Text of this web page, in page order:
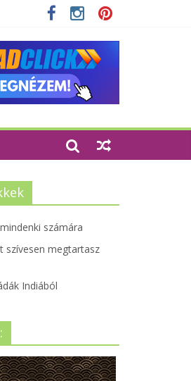
számára
szívesen megtartasz
Indiából